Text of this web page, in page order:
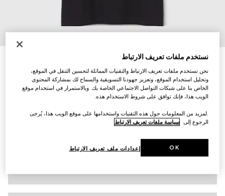
تي شيرت من قطن الجيرسي والحرير مع طبعة
SAR 2,500
تنويعاتأسود
نستخدم ملفات تعريف الارتباط
نحن نستخدم ملفات تعريف الارتباط والتقنيات المماثلة لتحسين التنقل في الموقع،
وتحليل استخدام الموقع، وتعزيز جهودنا التسويقية والسماح لك بمشاركة المحتوى
الخاص بنا على شبكات التواصل الاجتماعي الخاصة بك. وبالاستمرار في استخدام موقع
الويب هذا، فإنك توافق على شروط الاستخدام هذه.
.لمزيد من المعلومات حول هذه التقنيات واستخدامها على موقع الويب هذا، يُرجى
الرجوع إلى سياسة ملفات تعريف الارتباط
إعدادات ملف تعريف الارتباط OK